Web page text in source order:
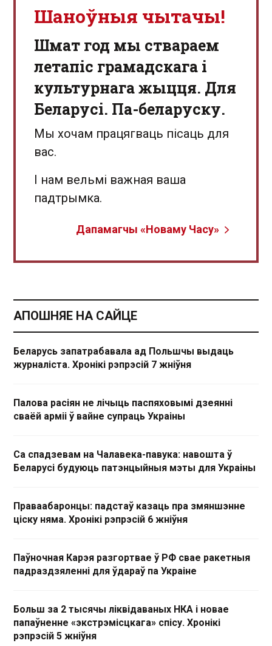
Шаноўныя чытачы!
Шмат год мы ствараем
летапіс грамадскага і
культурнага жыцця. Для
Беларусі. Па-беларуску.
Мы хочам працягваць пісаць для
вас.
І нам вельмі важная ваша
падтрымка.
Дапамагчы «Новаму Часу»
АПОШНЯЕ НА САЙЦЕ
Беларусь запатрабавала ад Польшчы выдаць
журналіста. Хронікі рэпрэсій 7 жніўня
Палова расіян не лічыць паспяховымі дзеянні
сваёй арміі ў вайне супраць Украіны
Са спадзевам на Чалавека-павука: навошта ў
Беларусі будуюць патэнцыйныя мэты для Украіны
Праваабаронцы: падстаў казаць пра змяншэнне
ціску няма. Хронікі рэпрэсій 6 жніўня
Паўночная Карэя разгортвае ў РФ свае ракетныя
падраздзяленні для ўдараў па Украіне
Больш за 2 тысячы ліквідаваных НКА і новае
папаўненне «экстрэмісцкага» спісу. Хронікі
рэпрэсій 5 жніўня